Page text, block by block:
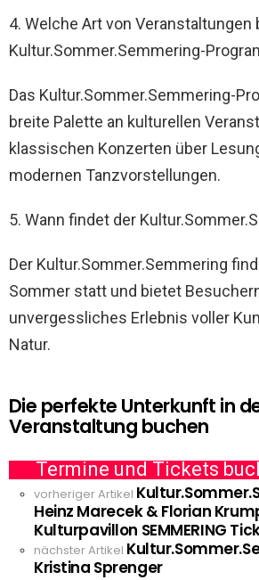
4. Welche Art von Veranstaltungen
Kultur.Sommer.Semmering-
Das Kultur.Sommer.Semmering-
breite Palette an kulturellen
klassischen Konzerten über
modernen Tanzvorstellungen.
5. Wann findet der
Der Kultur.Sommer.Semmering
Sommer statt und bietet
unvergessliches Erlebnis voller
Natur.
Die perfekte Unterkunft in
Veranstaltung buchen
Termine und Tickets
See
more
vorheriger Artikel
Heinz Marecek & Florian
Kulturpavillon SEMMERING
nächster Artikel
Kristina Sprenger